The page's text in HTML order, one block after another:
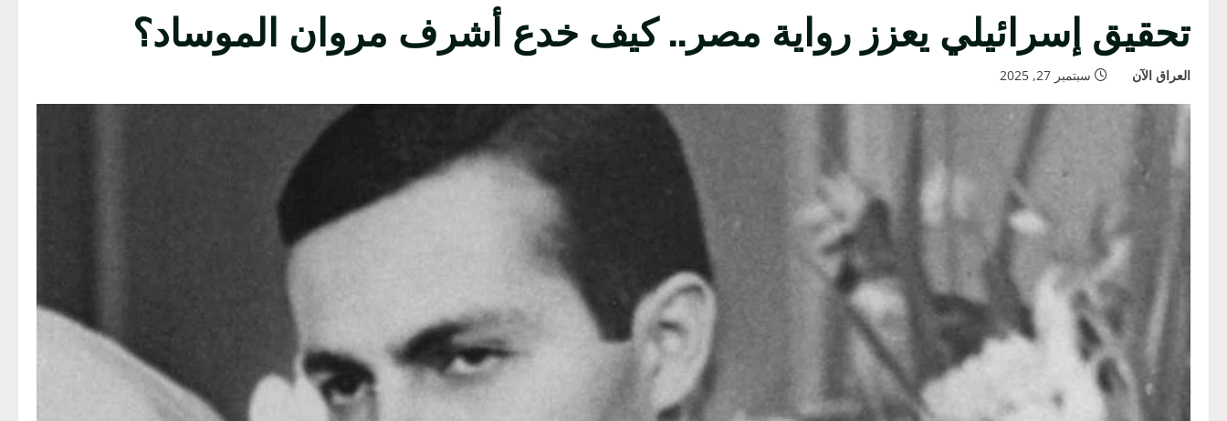
تحقيق إسرائيلي يعزز رواية مصر.. كيف خدع أشرف مروان الموساد؟
العراق الآن سبتمبر 27, 2025